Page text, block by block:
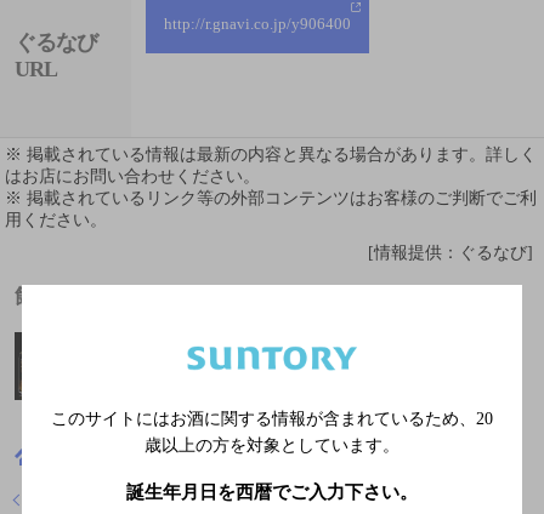
ぐるなび
URL
http://r.gnavi.co.jp/y906400
※ 掲載されている情報は最新の内容と異なる場合があります。詳しく
はお店にお問い合わせください。
※ 掲載されているリンク等の外部コンテンツはお客様のご判断でご利
用ください。
[情報提供：ぐるなび]
飲めるお酒
鉄板焼き 岡山 鉄板焼 宝伝
店舗トップに戻る
このサイトにはお酒に関する情報が含まれているため、 20
歳以上の方を対象としています。
誕生年月日を西暦でご入力下さい。